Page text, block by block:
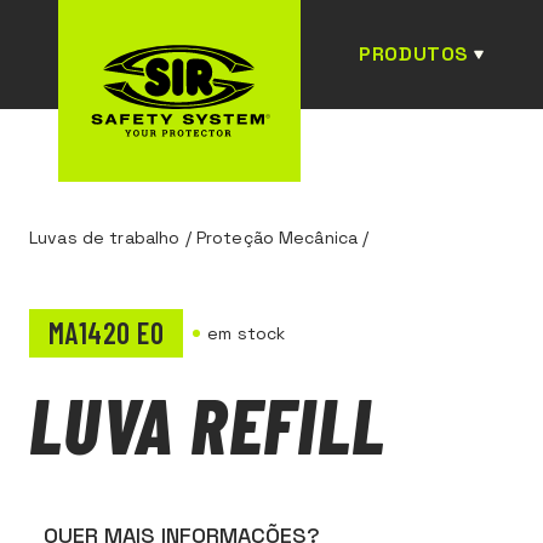
PRODUTOS
Luvas de trabalho / Proteção Mecânica /
MA1420 E0 em stock
LUVA REFILL
QUER MAIS INFORMAÇÕES?